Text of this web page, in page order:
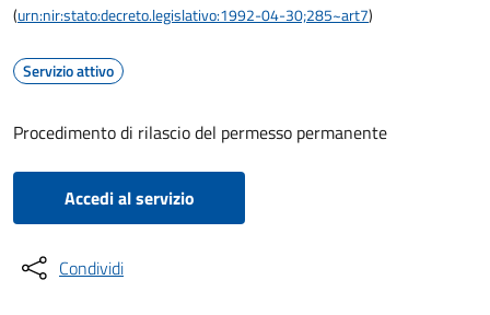
(urn:nir:stato:decreto.legislativo:1992-04-30;285~art7)
Servizio attivo
Procedimento di rilascio del permesso permanente
Accedi al servizio
Condividi